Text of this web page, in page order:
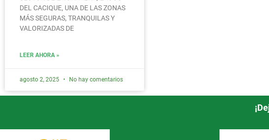
DEL CACIQUE, UNA DE LAS ZONAS
MÁS SEGURAS, TRANQUILAS Y
VALORIZADAS DE
LEER AHORA »
agosto 2, 2025 No hay comentarios